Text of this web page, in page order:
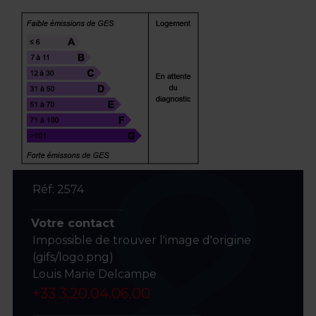
Réf: 2574
Votre contact
Impossible de trouver l'image d'origine
(gifs/logo.png)
Louis Marie Delcampe
+33 3.20.04.06.00